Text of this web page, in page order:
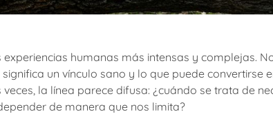
experiencias humanas más intensas y complejas.
un vínculo sano y lo que puede convertirse
veces, la línea parece difusa: ¿cuándo se trata de
de manera que nos limita?